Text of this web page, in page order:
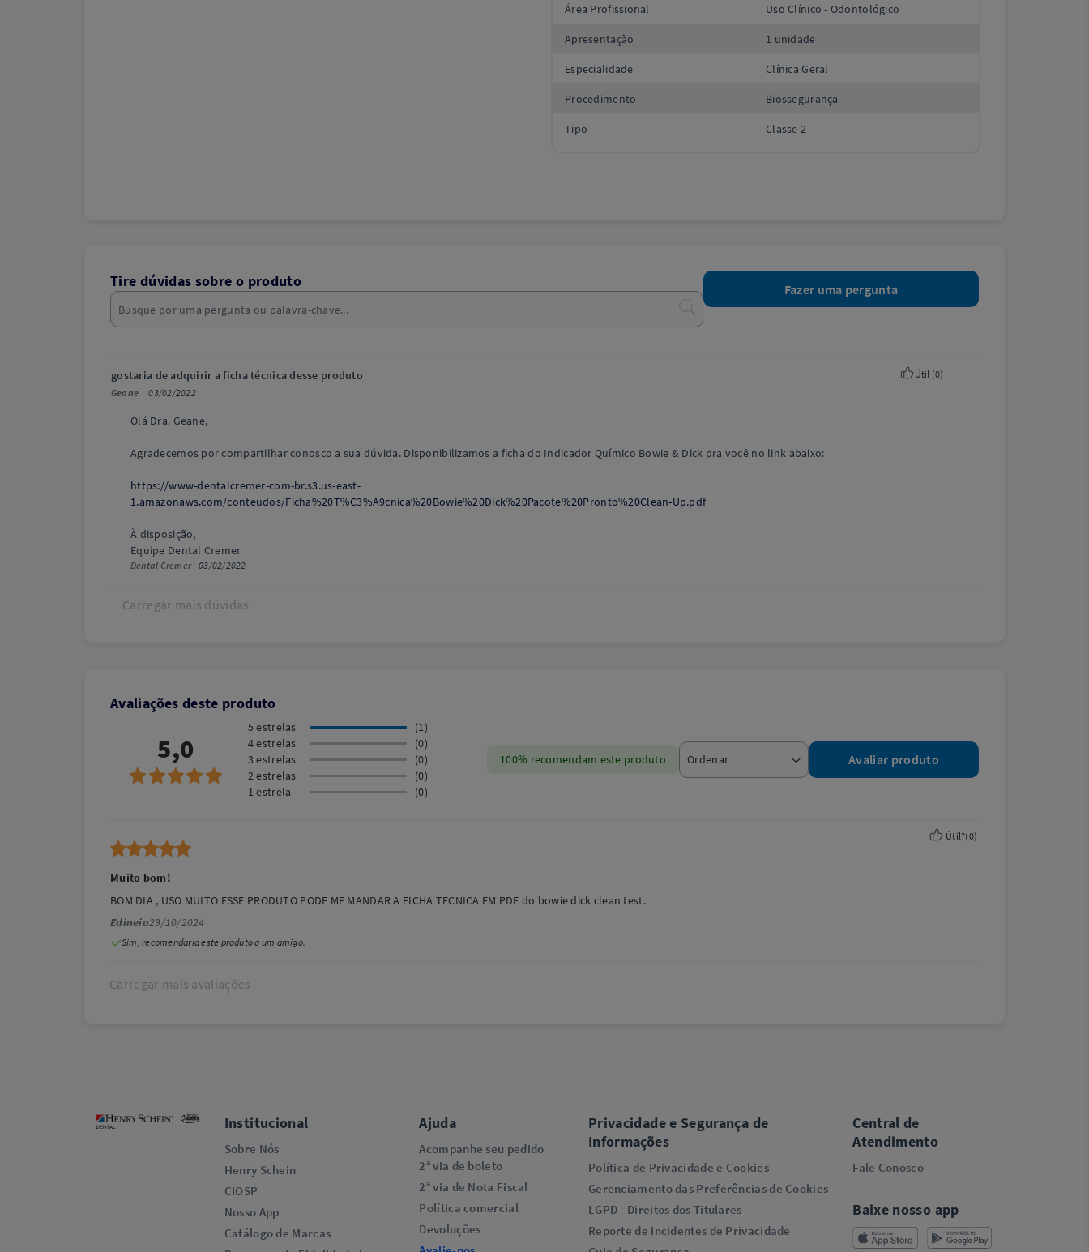
Área Profissional Uso Clínico - Odontológico
Apresentação 1 unidade
Especialidade Clínica Geral
Procedimento Biossegurança
Tipo Classe 2
Tire dúvidas sobre o produto Fazer uma pergunta
gostaria de adquirir a ficha técnica desse produto
Geane 03/02/2022
Olá Dra. Geane,
Agradecemos por compartilhar conosco a sua dúvida. Disponibilizamos a ficha do Indicador Químico Bowie & Dick pra você no link abaixo:
https://www-dentalcremer-com-br.s3.us-east-
1.amazonaws.com/conteudos/Ficha%20T%C3%A9cnica%20Bowie%20Dick%20Pacote%20Pronto%20Clean-Up.pdf
À disposição,
Equipe Dental Cremer
Dental Cremer03/02/2022
Útil (0)
Carregar mais dúvidas
Avaliações deste produto
5,0
5 estrelas
(1)
4 estrelas
(0)
3 estrelas
(0)
2 estrelas
(0)
1 estrela
(0)
100% recomendam este produto Avaliar produto
Muito bom!
BOM DIA , USO MUITO ESSE PRODUTO PODE ME MANDAR A FICHA TECNICA EM PDF do bowie dick clean test.
Edineia29/10/2024
Sim, recomendaria este produto a um amigo.
Útil?(0)
Carregar mais avaliações
Institucional
Sobre Nós
Henry Schein
CIOSP
Nosso App
Catálogo de Marcas
Ajuda
Acompanhe seu pedido
2ª via de boleto
2ª via de Nota Fiscal
Política comercial
Devoluções
Privacidade e Segurança de
Informações
Política de Privacidade e Cookies
Gerenciamento das Preferências de Cookies
LGPD - Direitos dos Titulares
Reporte de Incidentes de Privacidade
Central de
Atendimento
Fale Conosco
Baixe nosso app